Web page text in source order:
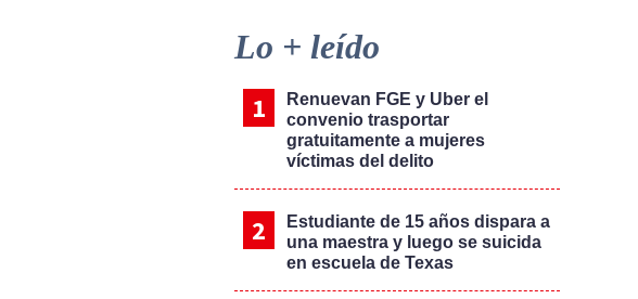
Sidebar
Lo + leído
Renuevan FGE y Uber el
convenio trasportar
gratuitamente a mujeres
víctimas del delito
Estudiante de 15 años dispara a
una maestra y luego se suicida
en escuela de Texas